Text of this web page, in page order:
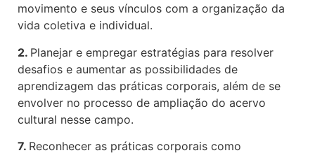
movimento e seus vínculos com a organização da
vida coletiva e individual.
2. Planejar e empregar estratégias para resolver
desafios e aumentar as possibilidades de
aprendizagem das práticas corporais, além de se
envolver no processo de ampliação do acervo
cultural nesse campo.
7. Reconhecer as práticas corporais como